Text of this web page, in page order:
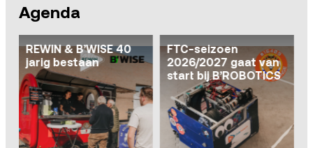
Agenda
REWIN & B’WISE 40
jarig bestaan
FTC-seizoen
2026/2027 gaat van
start bij B’ROBOTICS